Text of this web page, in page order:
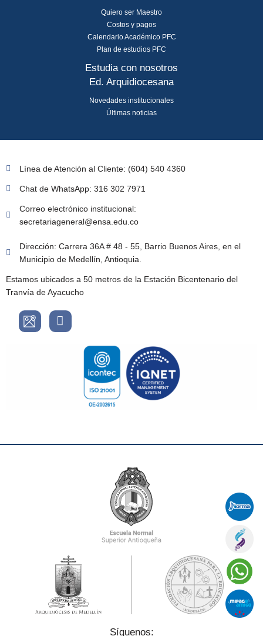
Quiero ser Maestro
Costos y pagos
Calendario Académico PFC
Plan de estudios PFC
Estudia con nosotros
Ed. Arquidiocesana
Novedades institucionales
Últimas noticias
Línea de Atención al Cliente: (604) 540 4360
Chat de WhatsApp: 316 302 7971
Correo electrónico institucional:
secretariageneral@ensa.edu.co
Dirección: Carrera 36A # 48 - 55, Barrio Buenos Aires, en el
Municipio de Medellín, Antioquia.
Estamos ubicados a 50 metros de la Estación Bicentenario del
Tranvía de Ayacucho
Síguenos: